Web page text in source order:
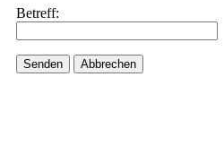
Betreff:
Senden Abbrechen